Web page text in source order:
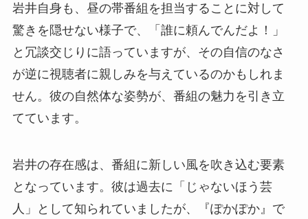
岩井自身も、昼の帯番組を担当することに対して
驚きを隠せない様子で、「誰に頼んでんだよ！」
と冗談交じりに語っていますが、その自信のなさ
が逆に視聴者に親しみを与えているのかもしれま
せん。彼の自然体な姿勢が、番組の魅力を引き立
てています。
岩井の存在感は、番組に新しい風を吹き込む要素
となっています。彼は過去に「じゃないほう芸
人」として知られていましたが、『ぽかぽか』で